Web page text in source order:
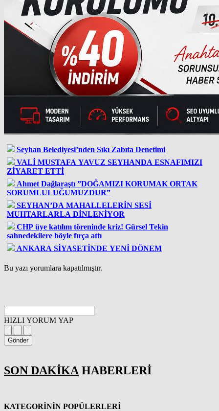
Seyhan Belediyesi’nden Sıkı Zabıta Denetimi
VALİ MUSTAFA YAVUZ SEYHANDA ESNAFIMIZI
ZİYARET ETTİ
Ahmet Dağlaraştı ”DOĞAMIZI KORUMAK ORTAK
SORUMLULUĞUMUZDUR”
SEYHAN’DA MAHALLELERİN SESİ
MUHTARLARLA DİNLENİYOR
CHP üye katılım töreninde kriz! Gürsel Tekin
sahnedekilere böyle fırça attı
ANKARA SİYASETİNDE YENİ DÖNEM
Bu yazı yorumlara kapatılmıştır.
HIZLI YORUM YAP
Gönder
SON DAKİKA HABERLERİ
KATEGORİNİN POPÜLERLERİ